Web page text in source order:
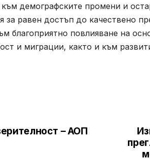
демографските промени и
за равен достъп до качествено
благоприятно повлияване на
и миграции, както и към
– АОП